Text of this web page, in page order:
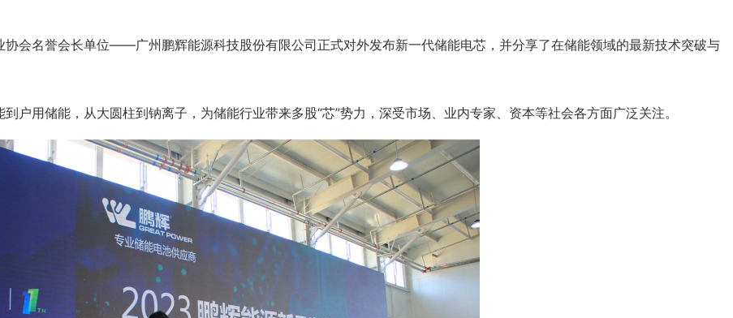
会名誉会长单位——广州鹏辉能源科技股份有限公司正式对外发布新一代储能电芯，并分享了在储能领域的最新技术突破与
户用储能，从大圆柱到钠离子，为储能行业带来多股“芯”势力，深受市场、业内专家、资本等社会各方面广泛关注。